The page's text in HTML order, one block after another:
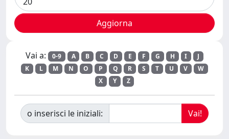
Vai a: 0-9 A B C D E F G H I
J
K
L M N O P Q R S T U V
W
X
Y Z
o inserisci le iniziali: